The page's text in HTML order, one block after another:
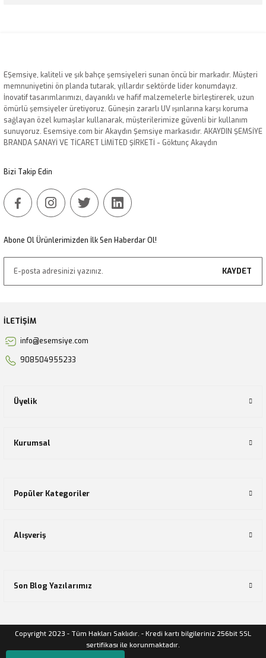
Ürün resmi kalitesiz, bozuk veya görüntülenemiyor.
Ürün açıklamasında eksik bilgiler bulunuyor.
Ürün bilgilerinde hatalar bulunuyor.
Ürün fiyatı diğer sitelerden daha pahalı.
EŞemsiye, kaliteli ve şık bahçe şemsiyeleri sunan öncü bir markadır. Müşteri
memnuniyetini ön planda tutarak, yıllardır sektörde lider konumdayız.
İnovatif tasarımlarımızı, dayanıklı ve hafif malzemelerle birleştirerek, uzun
ömürlü şemsiyeler üretiyoruz. Güneşin zararlı UV ışınlarına karşı koruma
sağlayan özel kumaşlar kullanarak, müşterilerimize güvenli bir kullanım
sunuyoruz. Esemsiye.com bir Akaydın Şemsiye markasıdır. AKAYDIN ŞEMSİYE
BRANDA SANAYİ VE TİCARET LİMİTED ŞİRKETİ - Göktunç Akaydın
Bizi Takip Edin
Abone Ol Ürünlerimizden İlk Sen Haberdar Ol!
KAYDET
İLETİŞİM
info@esemsiye.com
908504955233
Üyelik
Kurumsal
Popüler Kategoriler
Alışveriş
Son Blog Yazılarımız
Copyright 2023 - Tüm Hakları Saklıdır. - Kredi kartı bilgileriniz 256bit SSL
sertifikası ile korunmaktadır.